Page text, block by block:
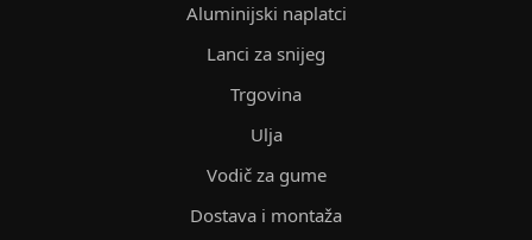
Aluminijski naplatci
Lanci za snijeg
Trgovina
Ulja
Vodič za gume
Dostava i montaža